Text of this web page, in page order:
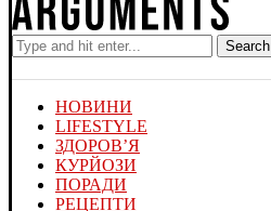
Search
НОВИНИ
LIFESTYLE
ЗДОРОВ’Я
КУРЙОЗИ
ПОРАДИ
РЕЦЕПТИ